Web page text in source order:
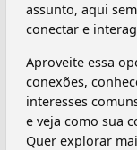
assunto, aqui
conectar e
Aproveite essa
conexões,
interesses
e veja como sua
Quer explorar